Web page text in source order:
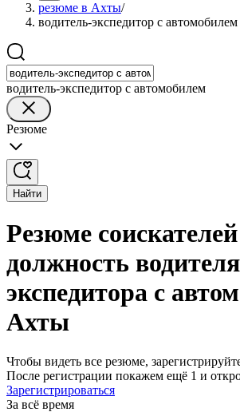
резюме в Ахты/
водитель-экспедитор с автомобилем
водитель-экспедитор с автомобилем
Резюме
Найти
Резюме
должность
экспедитора с
Ахты
Чтобы видеть все резюме,
После регистрации покажем ещё 1 и
Зарегистрироваться
За всё время